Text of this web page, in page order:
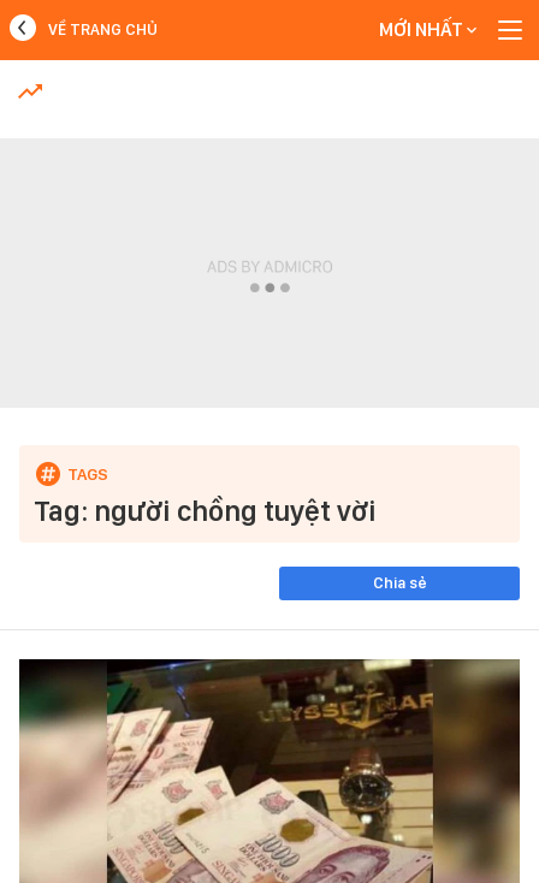
MỚI NHẤT
VỀ TRANG CHỦ MỚI NHẤT
Tag: người chồng tuyệt vời
Chia sẻ